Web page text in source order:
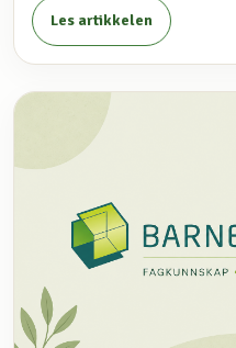
Les artikkelen